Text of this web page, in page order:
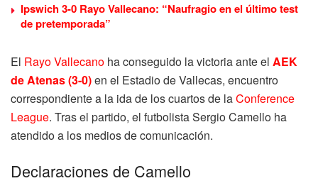
Ipswich 3-0 Rayo Vallecano: “Naufragio en el último test
de pretemporada”
El Rayo Vallecano ha conseguido la victoria ante el AEK
de Atenas (3-0)en el Estadio de Vallecas, encuentro
correspondiente a la ida de los cuartos de laConference
League. Tras el partido, el futbolista Sergio Camello ha
atendido a los medios de comunicación.
Declaraciones de Camello